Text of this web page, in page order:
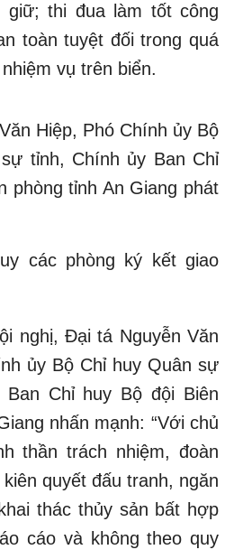
giữ; thi đua làm tốt công
toàn tuyệt đối trong quá
vụ trên biển.
Hiệp, Phó Chính ủy Bộ
tỉnh, Chính ủy Ban Chỉ
phòng tỉnh An Giang phát
các phòng ký kết giao
nghị, Đại tá Nguyễn Văn
ủy Bộ Chỉ huy Quân sự
Chỉ huy Bộ đội Biên
nhấn mạnh: “Với chủ
thần trách nhiệm, đoàn
quyết đấu tranh, ngăn
thác thủy sản bất hợp
cáo và không theo quy